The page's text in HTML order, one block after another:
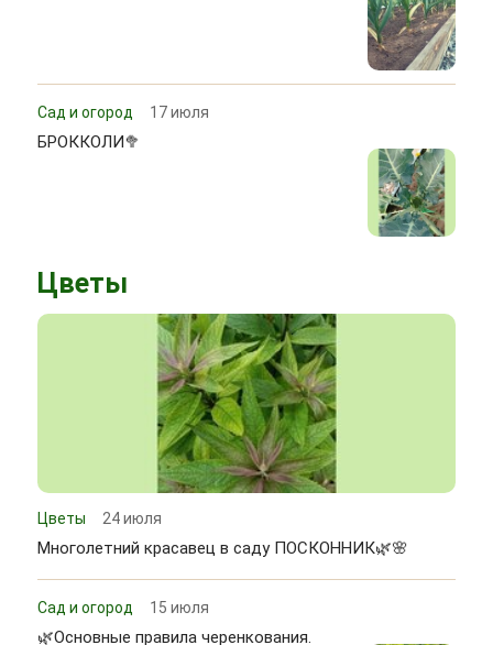
Сад и огород 17 июля
БРОККОЛИ🥦
Цветы
Цветы 24 июля
Многолетний красавец в саду ПОСКОННИК🌿🌸
Сад и огород 15 июля
🌿Основные правила черенкования.